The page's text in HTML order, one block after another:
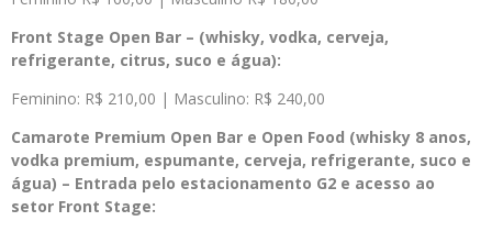
Front Stage Open Bar – (whisky, vodka, cerveja,
refrigerante, citrus, suco e água):
Feminino: R$ 210,00 | Masculino: R$ 240,00
Camarote Premium Open Bar e Open Food (whisky 8 anos,
vodka premium, espumante, cerveja, refrigerante, suco e
água) – Entrada pelo estacionamento G2 e acesso ao
setor Front Stage: